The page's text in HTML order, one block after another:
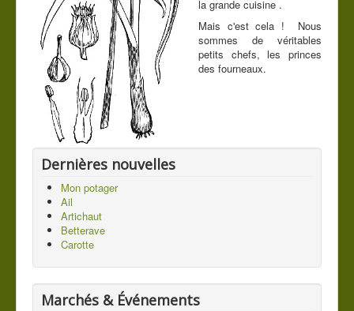
Mentions légales
Contact
Vous êtes ici : Accueil
Mes légumes
Poireau
la grande cuisine .
Mais c'est cela ! Nous
sommes de véritables
petits chefs, les princes
des fourneaux.
Dernières nouvelles
Mon potager
Ail
Artichaut
Betterave
Carotte
Marchés & Événements